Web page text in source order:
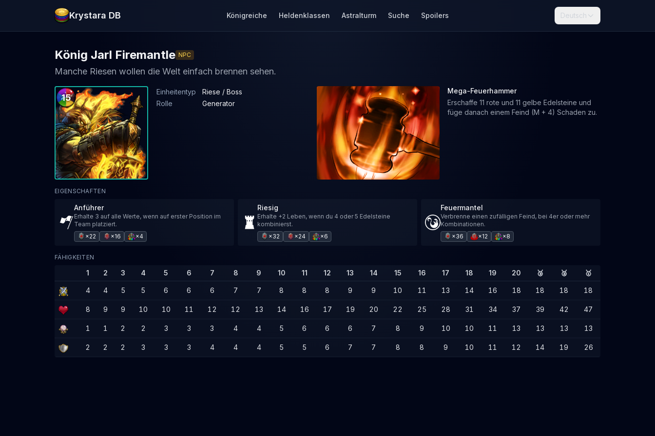
Krystara DB Königreiche Heldenklassen Astralturm Suche Spoilers Deutsch
König Jarl Firemantle NPC
Manche Riesen wollen die Welt einfach brennen sehen.
15
Einheitentyp
Riese / Boss
Rolle
Generator
Mega-Feuerhammer
Erschaffe 11 rote und 11 gelbe Edelsteine und
füge danach einem Feind (M + 4) Schaden zu.
EIGENSCHAFTEN
Anführer
Erhalte 3 auf alle Werte, wenn auf erster Position im
Team platziert.
×22
×16 ×4
Riesig
Erhalte +2 Leben, wenn du 4 oder 5 Edelsteine
kombinierst.
×32
×24 ×6
Feuermantel
Verbrenne einen zufälligen Feind, bei 4er oder mehr
Kombinationen.
×36
×12 ×8
FÄHIGKEITEN
1 2 3 4 5 6 7 8 9 10 11 12 13 14 15 16 17 18 19 20 🥉 🥈 🥇
4 4 5 5 6 6 6 7 7 8 8 8 9 9 10 11 13 14 16 18 18 18 18
8 9 9 10 10 11 12 12 13 14 16 17 19 20 22 25 28 31 34 37 39 42 47
1 1 2 2 3 3 3 4 4 5 6 6 6 7 8 9 10 10 11 13 13 13 13
2 2 2 3 3 3 4 4 4 5 5 6 7 7 8 8 9 10 11 12 14 19 26